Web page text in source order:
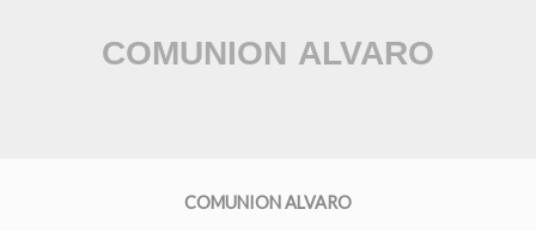
COMUNION ALVARO